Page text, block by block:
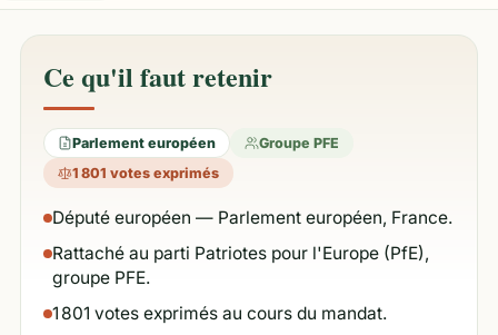
Ce qu'il faut retenir
Parlement européen
Groupe PFE
1 801 votes exprimés
Député européen — Parlement européen, France.
Rattaché au parti Patriotes pour l'Europe (PfE),
groupe PFE.
1 801 votes exprimés au cours du mandat.